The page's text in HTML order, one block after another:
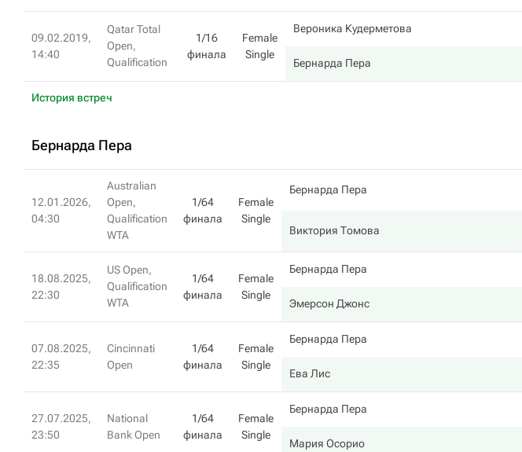
09.02.2019,
14:40
Qatar Total
Open,
Qualification
1/16
финала
Female
Single
Вероника Кудерметова
Бернарда Пера
История встреч
Бернарда Пера
12.01.2026,
04:30
Australian
Open,
Qualification
WTA
1/64
финала
Female
Single
Бернарда Пера
Виктория Томова
18.08.2025,
22:30
US Open,
Qualification
WTA
1/64
финала
Female
Single
Бернарда Пера
Эмерсон Джонс
07.08.2025,
22:35
Cincinnati
Open
1/64
финала
Female
Single
Бернарда Пера
Ева Лис
27.07.2025,
23:50
National
Bank Open
1/64
финала
Female
Single
Бернарда Пера
Мария Осорио